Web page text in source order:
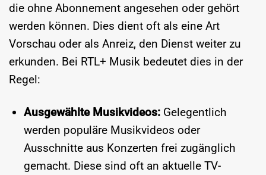
die ohne Abonnement angesehen oder gehört
werden können. Dies dient oft als eine Art
Vorschau oder als Anreiz, den Dienst weiter zu
erkunden. Bei RTL+ Musik bedeutet dies in der
Regel:
Ausgewählte Musikvideos:Gelegentlich
werden populäre Musikvideos oder
Ausschnitte aus Konzerten frei zugänglich
gemacht. Diese sind oft an aktuelle TV-